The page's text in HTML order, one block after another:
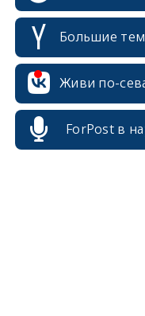
Большие
Живи по-
ForPost в